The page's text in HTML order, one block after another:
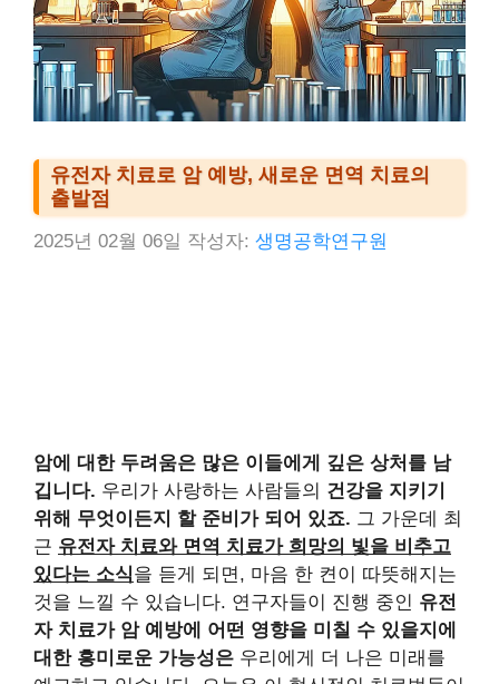
유전자 치료로 암 예방, 새로운 면역 치료의
출발점
2025년 02월 06일 작성자: 생명공학연구원
암에 대한 두려움은 많은 이들에게 깊은 상처를 남
깁니다. 우리가 사랑하는 사람들의 건강을 지키기
위해 무엇이든지 할 준비가 되어 있죠. 그 가운데 최
근 유전자 치료와 면역 치료가 희망의 빛을 비추고
있다는 소식을 듣게 되면, 마음 한 켠이 따뜻해지는
것을 느낄 수 있습니다. 연구자들이 진행 중인 유전
자 치료가 암 예방에 어떤 영향을 미칠 수 있을지에
대한 흥미로운 가능성은 우리에게 더 나은 미래를